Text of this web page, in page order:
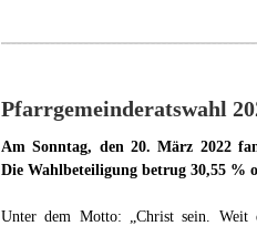
Pfarrgemeinderatswahl
Am Sonntag, den 20. März 2022
Die Wahlbeteiligung betrug 30,55 %
Unter dem Motto: „Christ sein. Weit